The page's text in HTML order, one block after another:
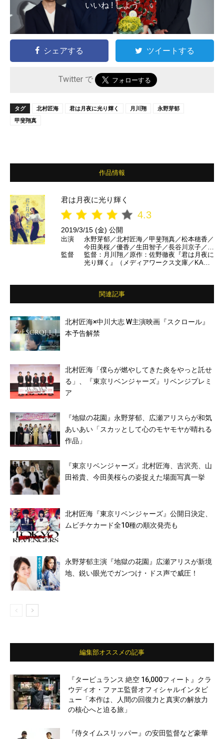
いいね ! しよう
シェアする ツイートする
Twitter で
タグ 北村匠海 君は月夜に光り輝く 月川翔
永野芽郁
甲斐翔真
作品情報
君は月夜に光り輝く
4.3
2019/3/15 (金) 公開
出演
永野芽郁／北村匠海／甲斐翔真／松本穂香／
今田美桜／優香／生田智子／長谷川京子／及
川光博／斉藤慎二 ほか
監督
監督：月川翔／原作：佐野徹夜『君は月夜に
光り輝く』（メディアワークス文庫／KADO
関連記事
北村匠海×中川大志 W主演映画『スクロール』
本予告解禁
北村匠海「僕らが燃やしてきた炎をやっと託せ
る」、『東京リベンジャーズ』リベンジプレミ
ア
『地獄の花園』永野芽郁、広瀬アリスらが和気
あいあい「スカッとして心のモヤモヤが晴れる
作品」
『東京リベンジャーズ』北村匠海、吉沢亮、山
田裕貴、今田美桜らの姿捉えた場面写真一挙
北村匠海『東京リベンジャーズ』公開日決定、
ムビチケカード全10種の順次発売も
永野芽郁主演『地獄の花園』広瀬アリスが新境
地、鋭い眼光でガンつけ・ドス声で威圧！
編集部オススメの記事
『タービュランス 絶空 16,000フィート』クラ
ウディオ・ファエ監督オフィシャルインタビ
ュー「本作は、人間の回復力と真実の解放力
の核心へと迫る旅」
『侍タイムスリッパー』の安田監督など豪華